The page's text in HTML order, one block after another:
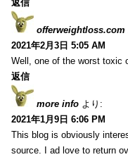
返信
2021年2月3日 5:05 AM
Well, one of the worst toxic
返信
more info より:
2021年1月9日 6:06 PM
This blog is obviously
source. I ad love to return